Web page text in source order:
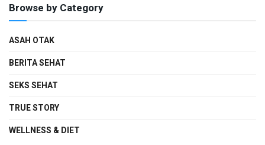
Browse by Category
ASAH OTAK
BERITA SEHAT
SEKS SEHAT
TRUE STORY
WELLNESS & DIET